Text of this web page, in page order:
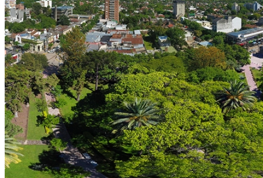
PET 2030
Entre todos hicimos el Plan Estratégico Territorial Escobar
2030.
LEER MÁS